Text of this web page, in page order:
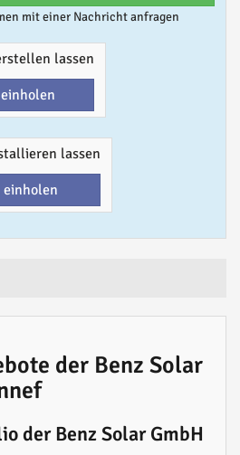
mit einer Nachricht anfragen
lassen
lassen
der Benz Solar
der Benz Solar GmbH